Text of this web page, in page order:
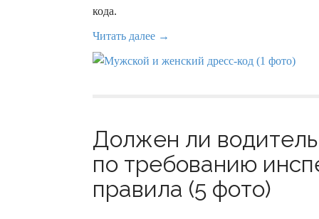
кода.
Читать далее →
Должен ли
по требованию
правила (5 фото)